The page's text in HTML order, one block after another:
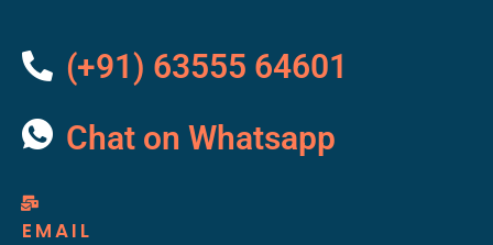
(+91) 63555 64601
Chat on Whatsapp
EMAIL